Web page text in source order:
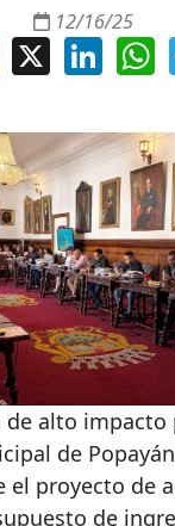
12/16/25
Facebook
de alto impacto
de
el proyecto de
de